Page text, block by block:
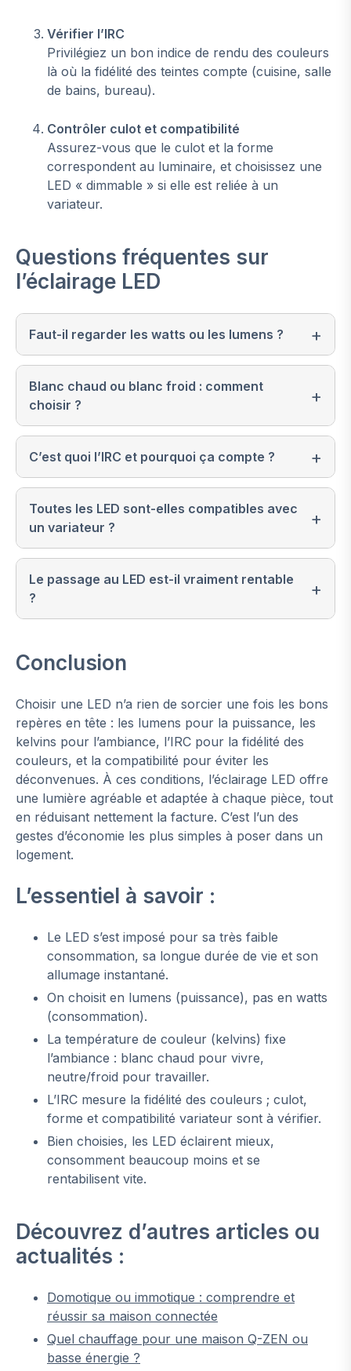
Vérifier l’IRC
Privilégiez un bon indice de rendu des couleurs
là où la fidélité des teintes compte (cuisine, salle
de bains, bureau).
Contrôler culot et compatibilité
Assurez-vous que le culot et la forme
correspondent au luminaire, et choisissez une
LED « dimmable » si elle est reliée à un
variateur.
Questions fréquentes sur
l’éclairage LED
Faut-il regarder les watts ou les lumens ?
Blanc chaud ou blanc froid : comment
choisir ?
C’est quoi l’IRC et pourquoi ça compte ?
Toutes les LED sont-elles compatibles avec
un variateur ?
Le passage au LED est-il vraiment rentable
?
Conclusion
Choisir une LED n’a rien de sorcier une fois les bons
repères en tête : les lumens pour la puissance, les
kelvins pour l’ambiance, l’IRC pour la fidélité des
couleurs, et la compatibilité pour éviter les
déconvenues. À ces conditions, l’éclairage LED offre
une lumière agréable et adaptée à chaque pièce, tout
en réduisant nettement la facture. C’est l’un des
gestes d’économie les plus simples à poser dans un
logement.
L’essentiel à savoir :
Le LED s’est imposé pour sa très faible
consommation, sa longue durée de vie et son
allumage instantané.
On choisit en lumens (puissance), pas en watts
(consommation).
La température de couleur (kelvins) fixe
l’ambiance : blanc chaud pour vivre,
neutre/froid pour travailler.
L’IRC mesure la fidélité des couleurs ; culot,
forme et compatibilité variateur sont à vérifier.
Bien choisies, les LED éclairent mieux,
consomment beaucoup moins et se
rentabilisent vite.
Découvrez d’autres articles ou
actualités :
Domotique ou immotique : comprendre et
réussir sa maison connectée
Quel chauffage pour une maison Q-ZEN ou
basse énergie ?